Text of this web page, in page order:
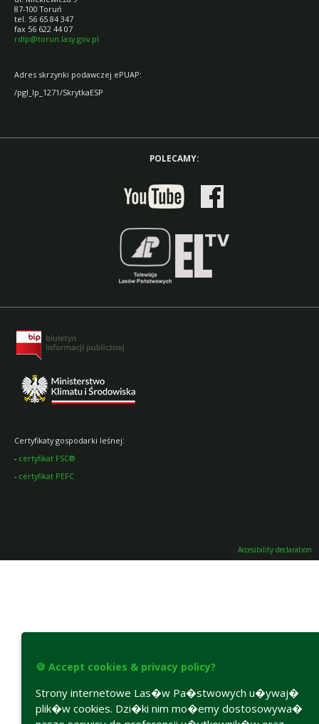
87-100 Toruń
tel. 56 65 84 347
fax 56 622 44 07
rdlp@torun.lasy.gov.pl
Adres skrzynki podawczej ePUAP:
/pgl_lp_1271/SkrytkaESP
POLECAMY:
Certyfikaty gospodarki leśnej:
- certyfikat FSC®
- certyfikat PEFC
Accesibility declaration
🍪 Accept cookies & privacy policy?
Strony internetowe Las�w Pa�stwowych u�ywaj�
plik�w cookies. Dzi�ki nim mo�emy dostosowywa�